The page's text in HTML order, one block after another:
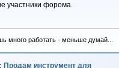
участники форома.
много работать - меньше думай...
Продам инструмент для